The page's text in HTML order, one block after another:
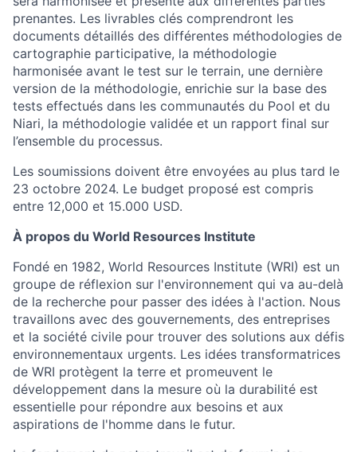
prenantes. Les livrables clés comprendront les
documents détaillés des différentes méthodologies de
cartographie participative, la méthodologie
harmonisée avant le test sur le terrain, une dernière
version de la méthodologie, enrichie sur la base des
tests effectués dans les communautés du Pool et du
Niari, la méthodologie validée et un rapport final sur
l’ensemble du processus.
Les soumissions doivent être envoyées au plus tard le
23 octobre 2024. Le budget proposé est compris
entre 12,000 et 15.000 USD.
À propos du World Resources Institute
Fondé en 1982, World Resources Institute (WRI) est un
groupe de réflexion sur l'environnement qui va au-delà
de la recherche pour passer des idées à l'action. Nous
travaillons avec des gouvernements, des entreprises
et la société civile pour trouver des solutions aux défis
environnementaux urgents. Les idées transformatrices
de WRI protègent la terre et promeuvent le
développement dans la mesure où la durabilité est
essentielle pour répondre aux besoins et aux
aspirations de l'homme dans le futur.